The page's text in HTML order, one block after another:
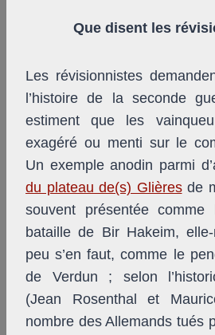
Que disent les
Les révisionnistes
l’histoire de la seconde
estiment que les
exagéré ou menti sur le
Un exemple anodin parmi
du plateau de(s) Glièresde
souvent présentée comme
bataille de Bir Hakeim,
peu s’en faut, comme le
de Verdun ; selon
(Jean Rosenthal et
nombre des Allemands tués